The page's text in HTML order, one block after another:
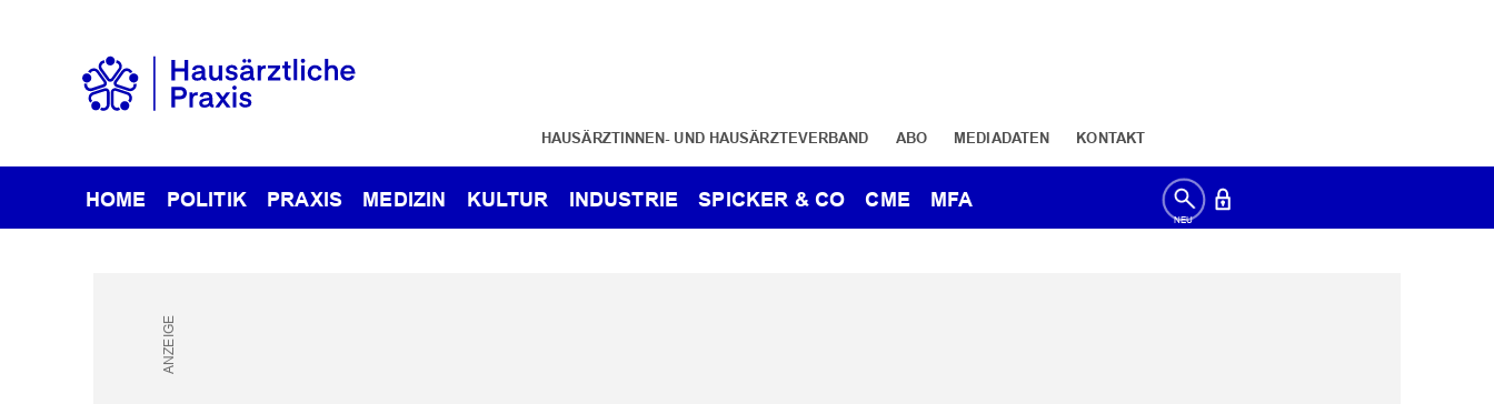
HAUSÄRZTINNEN- UND HAUSÄRZTEVERBAND ABO MEDIADATEN KONTAKT
HOME POLITIK PRAXIS MEDIZIN KULTUR INDUSTRIE SPICKER & CO CME MFA